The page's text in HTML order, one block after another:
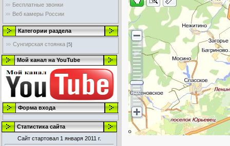
Бесплатные звонки
Веб камеры России
Категории раздела
Сунгирская стоянка [5]
Мой канал на YouTube
Форма входа
Статистика сайта
Сайт стартовал 1 января 2011 г.